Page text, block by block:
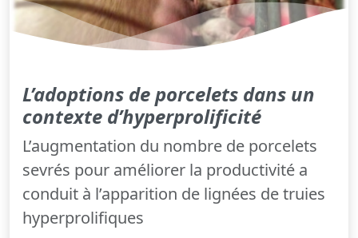
L’adoptions de porcelets dans un
contexte d’hyperprolificité
L’augmentation du nombre de porcelets
sevrés pour améliorer la productivité a
conduit à l’apparition de lignées de truies
hyperprolifiques